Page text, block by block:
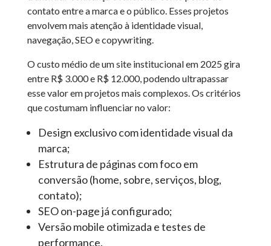
contato entre a marca e o público. Esses projetos
envolvem mais atenção à identidade visual,
navegação, SEO e copywriting.
O custo médio de um site institucional em 2025 gira
entre R$ 3.000 e R$ 12.000, podendo ultrapassar
esse valor em projetos mais complexos. Os critérios
que costumam influenciar no valor:
Design exclusivo com identidade visual da
marca;
Estrutura de páginas com foco em
conversão (home, sobre, serviços, blog,
contato);
SEO on-page já configurado;
Versão mobile otimizada e testes de
performance.